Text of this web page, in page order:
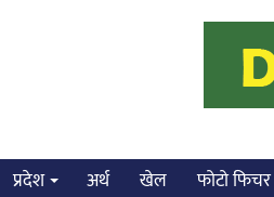
प्रदेश अर्थ खेल फोटो फिचर